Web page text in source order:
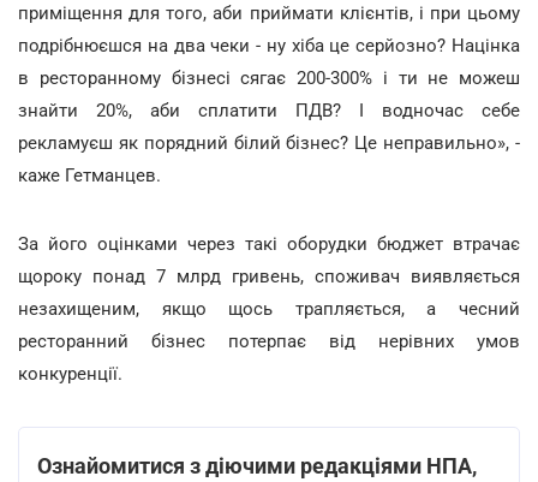
приміщення для того, аби приймати клієнтів, і при цьому
подрібнюєшся на два чеки - ну хіба це серйозно? Націнка
в ресторанному бізнесі сягає 200-300% і ти не можеш
знайти 20%, аби сплатити ПДВ? І водночас себе
рекламуєш як порядний білий бізнес? Це неправильно», -
каже Гетманцев.
За його оцінками через такі оборудки бюджет втрачає
щороку понад 7 млрд гривень, споживач виявляється
незахищеним, якщо щось трапляється, а чесний
ресторанний бізнес потерпає від нерівних умов
конкуренції.
Ознайомитися з діючими редакціями НПА,